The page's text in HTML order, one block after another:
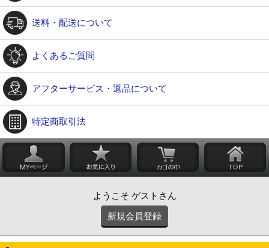
送料・配送について
よくあるご質問
アフターサービス・返品について
特定商取引法
ようこそ ゲストさん
新規会員登録